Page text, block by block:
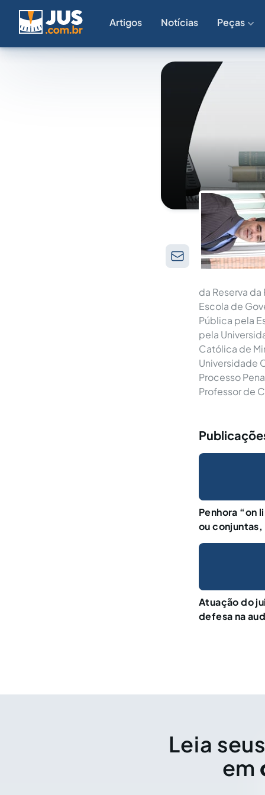
Artigos Notícias Peças
da Reserva
Escola de
Pública pela
pela
Católica de
Universidade
Processo
Professor de
Penhora “on
ou
Atuação do
defesa na
Leia
em